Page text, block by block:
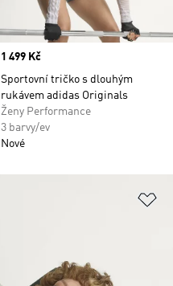
Price
1 499 Kč
Sportovní tričko s dlouhým
rukávem adidas Originals
Ženy Performance
3 barvy/ev
Nové